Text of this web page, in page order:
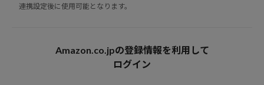
連携設定後に使用可能となります。
Amazon.co.jpの登録情報を利用して
ログイン